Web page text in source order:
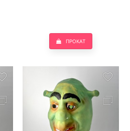
ПРОКАТ